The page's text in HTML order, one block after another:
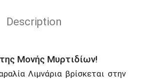
Description
Μονής Μυρτιδίων!
Λιμνάρια βρίσκεται στην